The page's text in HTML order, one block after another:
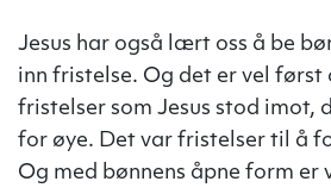
Jesus har også lært oss å be
inn fristelse. Og det er vel først
fristelser som Jesus stod imot,
for øye. Det var fristelser til å
Og med bønnens åpne form er